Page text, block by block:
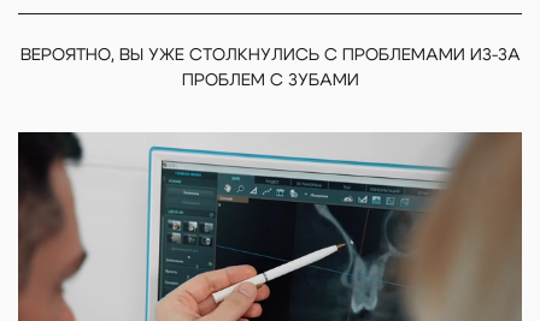
ВЕРОЯТНО, ВЫ УЖЕ СТОЛКНУЛИСЬ С ПРОБЛЕМАМИ ИЗ-ЗА
ПРОБЛЕМ С ЗУБАМИ